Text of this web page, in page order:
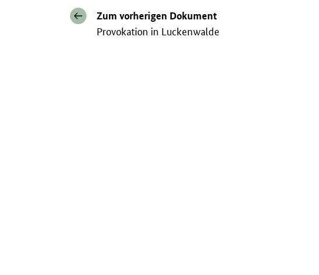
Zum vorherigen Dokument
Provokation in Luckenwalde